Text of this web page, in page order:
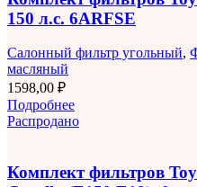
150 л.с. 6ARFSE
Салонный фильтр угольный,
масляный
1598,00 ₽
Подробнее
Распродано
Комплект фильтров